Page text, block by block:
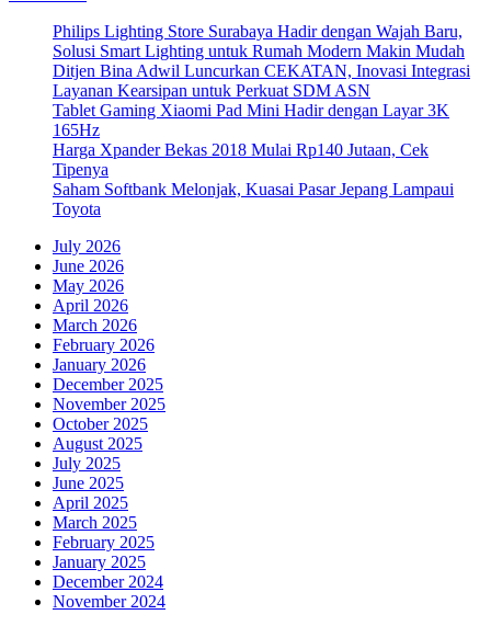
Philips Lighting Store Surabaya Hadir dengan Wajah Baru,
Solusi Smart Lighting untuk Rumah Modern Makin Mudah
Ditjen Bina Adwil Luncurkan CEKATAN, Inovasi Integrasi
Layanan Kearsipan untuk Perkuat SDM ASN
Tablet Gaming Xiaomi Pad Mini Hadir dengan Layar 3K
165Hz
Harga Xpander Bekas 2018 Mulai Rp140 Jutaan, Cek
Tipenya
Saham Softbank Melonjak, Kuasai Pasar Jepang Lampaui
Toyota
July 2026
June 2026
May 2026
April 2026
March 2026
February 2026
January 2026
December 2025
November 2025
October 2025
August 2025
July 2025
June 2025
April 2025
March 2025
February 2025
January 2025
December 2024
November 2024